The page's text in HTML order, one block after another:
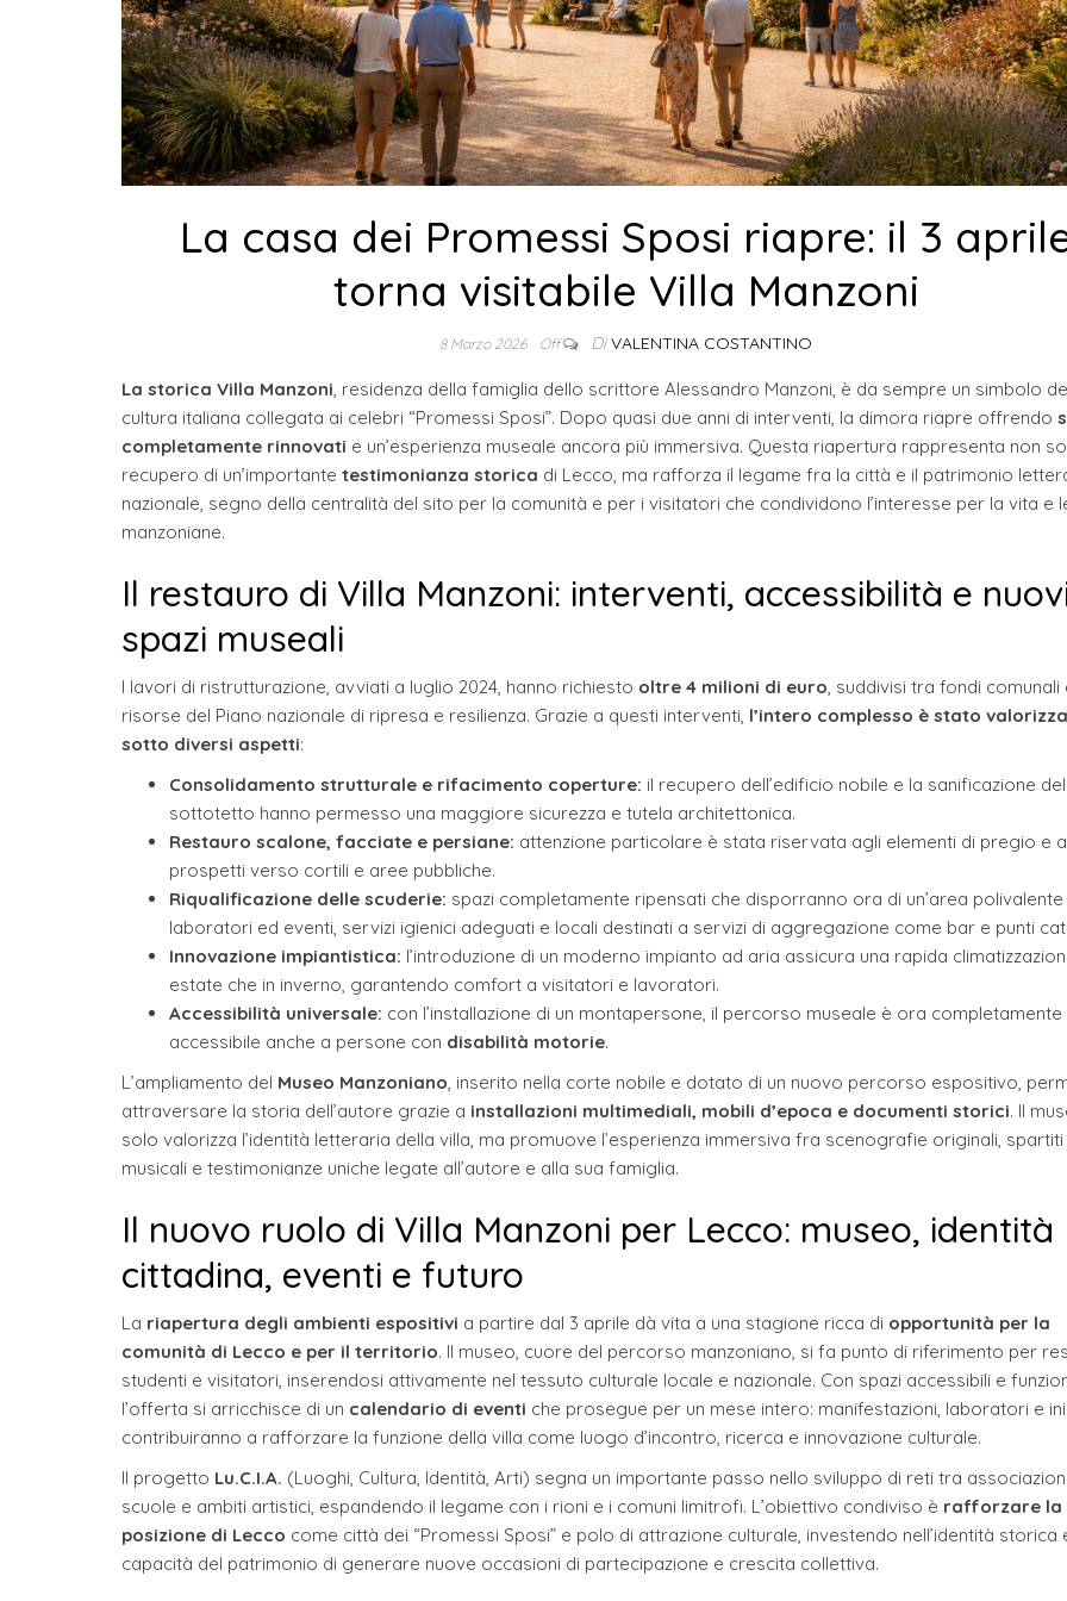
La casa dei Promessi Sposi riapre: il 3
torna visitabile Villa Manzoni
8 Marzo 2026 Off Di VALENTINA COSTANTINO
La storica Villa Manzoni , residenza della famiglia dello scrittore Alessandro Manzoni, è da sempre un simbolo
cultura italiana collegata ai celebri “Promessi Sposi”. Dopo quasi due anni di interventi, la dimora riapre offrendo
completamente rinnovati e un’esperienza museale ancora più immersiva. Questa riapertura rappresenta non
recupero di un’importante testimonianza storica di Lecco, ma rafforza il legame fra la città e il patrimonio
nazionale, segno della centralità del sito per la comunità e per i visitatori che condividono l’interesse per la vita e
manzoniane.
Il restauro di Villa Manzoni: interventi, accessibilità e
spazi museali
I lavori di ristrutturazione, avviati a luglio 2024, hanno richiesto oltre 4 milioni di euro , suddivisi tra fondi comunali
risorse del Piano nazionale di ripresa e resilienza. Grazie a questi interventi, l’intero complesso è stato
sotto diversi aspetti:
Consolidamento strutturale e rifacimento coperture: il recupero dell’edificio nobile e la sanificazione
sottotetto hanno permesso una maggiore sicurezza e tutela architettonica.
Restauro scalone, facciate e persiane: attenzione particolare è stata riservata agli elementi di pregio e
prospetti verso cortili e aree pubbliche.
Riqualificazione delle scuderie: spazi completamente ripensati che disporranno ora di un’area
laboratori ed eventi, servizi igienici adeguati e locali destinati a servizi di aggregazione come bar e punti
Innovazione impiantistica: l’introduzione di un moderno impianto ad aria assicura una rapida
estate che in inverno, garantendo comfort a visitatori e lavoratori.
Accessibilità universale: con l’installazione di un montapersone, il percorso museale è ora completamente
accessibile anche a persone con disabilità motorie.
L’ampliamento del Museo Manzoniano , inserito nella corte nobile e dotato di un nuovo percorso espositivo,
attraversare la storia dell’autore grazie a installazioni multimediali, mobili d’epoca e documenti storici. Il
solo valorizza l’identità letteraria della villa, ma promuove l’esperienza immersiva fra scenografie originali, spartiti
musicali e testimonianze uniche legate all’autore e alla sua famiglia.
Il nuovo ruolo di Villa Manzoni per Lecco: museo, identità
cittadina, eventi e futuro
La riapertura degli ambienti espositivi a partire dal 3 aprile dà vita a una stagione ricca di opportunità per la
comunità di Lecco e per il territorio. Il museo, cuore del percorso manzoniano, si fa punto di riferimento per
studenti e visitatori, inserendosi attivamente nel tessuto culturale locale e nazionale. Con spazi accessibili e
l’offerta si arricchisce di un calendario di eventi che prosegue per un mese intero: manifestazioni, laboratori e
contribuiranno a rafforzare la funzione della villa come luogo d’incontro, ricerca e innovazione culturale.
Il progetto Lu.C.I.A. (Luoghi, Cultura, Identità, Arti) segna un importante passo nello sviluppo di reti tra
scuole e ambiti artistici, espandendo il legame con i rioni e i comuni limitrofi. L’obiettivo condiviso è rafforzare la
posizione di Lecco come città dei “Promessi Sposi” e polo di attrazione culturale, investendo nell’identità storica
capacità del patrimonio di generare nuove occasioni di partecipazione e crescita collettiva.